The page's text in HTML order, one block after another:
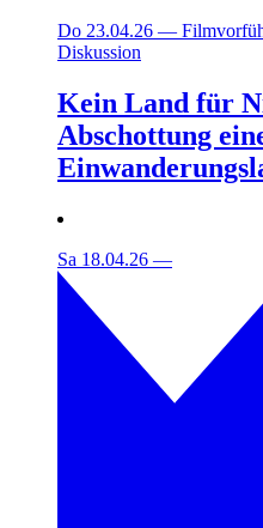
Do 23.04.26 —
Diskussion
Kein Land für
Abschottung
Sa 18.04.26 —